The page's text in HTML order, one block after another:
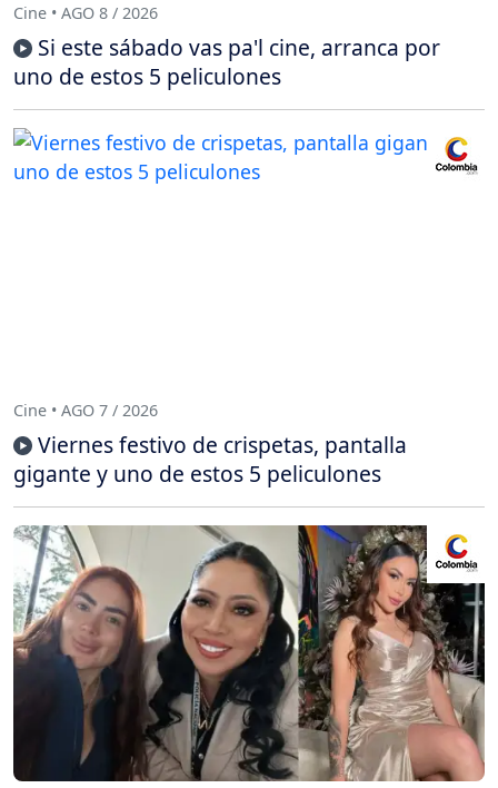
Cine • AGO 8 / 2026
Si este sábado vas pa'l cine, arranca por
uno de estos 5 peliculones
Cine • AGO 7 / 2026
Viernes festivo de crispetas, pantalla
gigante y uno de estos 5 peliculones